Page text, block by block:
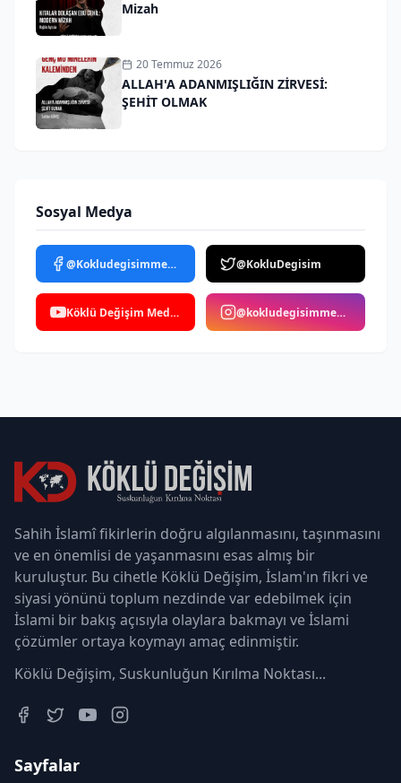
Mizah
20 Temmuz 2026
ALLAH'A ADANMIŞLIĞIN ZİRVESİ:
ŞEHİT OLMAK
Sosyal Medya
@Kokludegisimmedya @KokluDegisim
Köklü Değişim Medya @kokludegisimmedya
Sahih İslamî fikirlerin doğru algılanmasını, taşınmasını
ve en önemlisi de yaşanmasını esas almış bir
kuruluştur. Bu cihetle Köklü Değişim, İslam'ın fikri ve
siyasi yönünü toplum nezdinde var edebilmek için
İslami bir bakış açısıyla olaylara bakmayı ve İslami
çözümler ortaya koymayı amaç edinmiştir.
Köklü Değişim, Suskunluğun Kırılma Noktası...
Sayfalar